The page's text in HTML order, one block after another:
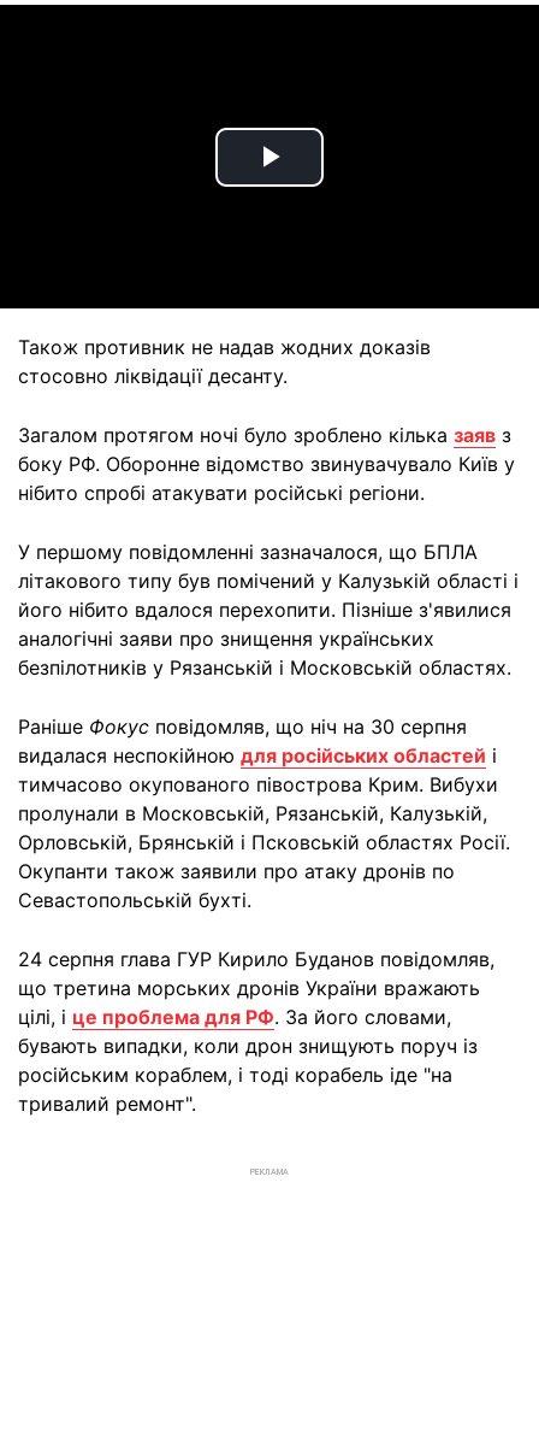
Play
Також противник не надав жодних доказів
стосовно ліквідації десанту.
Загалом протягом ночі було зроблено кілька заяв з
боку РФ. Оборонне відомство звинувачувало Київ у
нібито спробі атакувати російські регіони.
У першому повідомленні зазначалося, що БПЛА
літакового типу був помічений у Калузькій області і
його нібито вдалося перехопити. Пізніше з'явилися
аналогічні заяви про знищення українських
безпілотників у Рязанській і Московській областях.
Раніше Фокус повідомляв, що ніч на 30 серпня
видалася неспокійною для російських областей і
тимчасово окупованого півострова Крим. Вибухи
пролунали в Московській, Рязанській, Калузькій,
Орловській, Брянській і Псковській областях Росії.
Окупанти також заявили про атаку дронів по
Севастопольській бухті.
24 серпня глава ГУР Кирило Буданов повідомляв,
що третина морських дронів України вражають
цілі, і це проблема для РФ. За його словами,
бувають випадки, коли дрон знищують поруч із
російським кораблем, і тоді корабель іде "на
тривалий ремонт".
РЕКЛАМА